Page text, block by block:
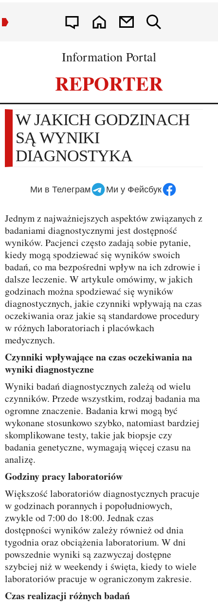
Information Portal
REPORTER
W JAKICH GODZINACH
SĄ WYNIKI
DIAGNOSTYKA
Ми в Телеграм Ми у Фейсбук
Jednym z najważniejszych aspektów związanych z
badaniami diagnostycznymi jest dostępność
wyników. Pacjenci często zadają sobie pytanie,
kiedy mogą spodziewać się wyników swoich
badań, co ma bezpośredni wpływ na ich zdrowie i
dalsze leczenie. W artykule omówimy, w jakich
godzinach można spodziewać się wyników
diagnostycznych, jakie czynniki wpływają na czas
oczekiwania oraz jakie są standardowe procedury
w różnych laboratoriach i placówkach
medycznych.
Czynniki wpływające na czas oczekiwania na
wyniki diagnostyczne
Wyniki badań diagnostycznych zależą od wielu
czynników. Przede wszystkim, rodzaj badania ma
ogromne znaczenie. Badania krwi mogą być
wykonane stosunkowo szybko, natomiast bardziej
skomplikowane testy, takie jak biopsje czy
badania genetyczne, wymagają więcej czasu na
analizę.
Godziny pracy laboratoriów
Większość laboratoriów diagnostycznych pracuje
w godzinach porannych i popołudniowych,
zwykle od 7:00 do 18:00. Jednak czas
dostępności wyników zależy również od dnia
tygodnia oraz obciążenia laboratorium. W dni
powszednie wyniki są zazwyczaj dostępne
szybciej niż w weekendy i święta, kiedy to wiele
laboratoriów pracuje w ograniczonym zakresie.
Czas realizacji różnych badań